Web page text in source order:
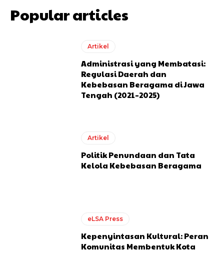
Popular articles
Artikel
Administrasi yang Membatasi:
Regulasi Daerah dan
Kebebasan Beragama di Jawa
Tengah (2021–2025)
Artikel
Politik Penundaan dan Tata
Kelola Kebebasan Beragama
eLSA Press
Kepenyintasan Kultural: Peran
Komunitas Membentuk Kota